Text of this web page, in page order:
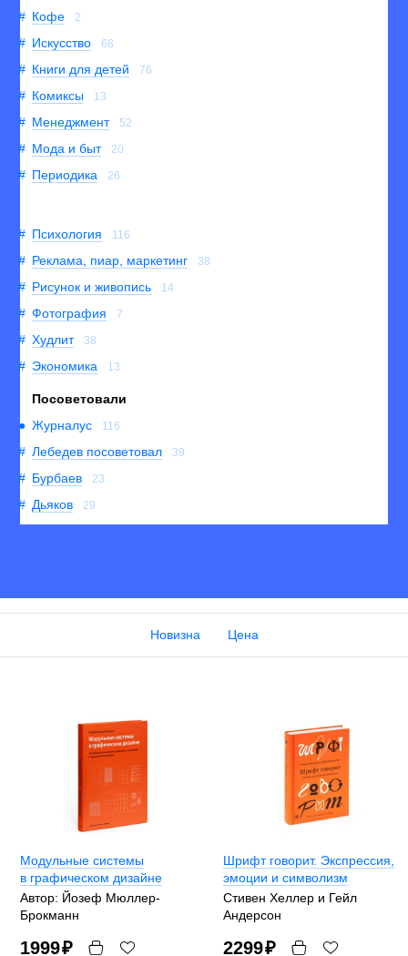
Кофе
2
Искусство 68
Книги для детей 76
Комиксы 13
Менеджмент 52
Мода и быт 20
Периодика 26
Психология 116
Реклама, пиар, маркетинг 38
Рисунок и живопись 14
Фотография 7
Худлит 38
Экономика 13
Посоветовали
Журналус
116
Лебедев посоветовал 39
Бурбаев 23
Дьяков 29
Новизна Цена
Модульные системы
в графическом дизайне
Автор: Йозеф Мюллер-
Брокманн
1999₽
Шрифт говорит. Экспрессия,
эмоции и символизм
Стивен Хеллер и Гейл
Андерсон
2299₽